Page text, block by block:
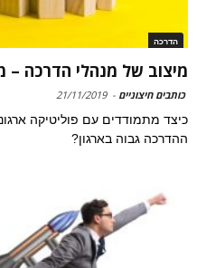
הדרכה
מיצוב של מנהלי הדרכה –
כותבים חיצוניים -
21/11/2019
כיצד מתמודדים עם פוליטיקה
ההדרכה גבוה בארגון?